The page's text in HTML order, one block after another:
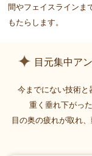
間やフェイスラインま
もたらします。
目元集中ア
今までにない技術と
重く垂れ下がっ
目の奥の疲れが取れ